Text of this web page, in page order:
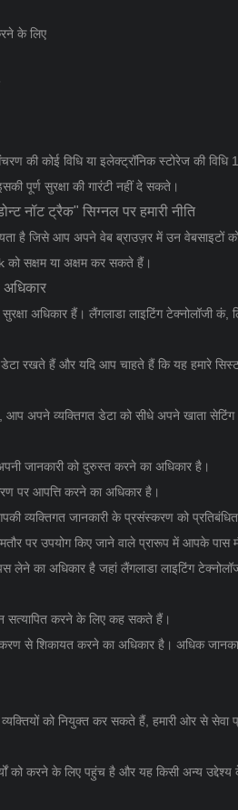
के लिए
की कोई विधि या इलेक्ट्रॉनिक स्टोरेज की
पूर्ण सुरक्षा की गारंटी नहीं दे सकते।
नॉट ट्रैक" सिग्नल पर हमारी नीति
है जिसे आप अपने वेब ब्राउज़र में उन वेबसाइटों
को सक्षम या अक्षम कर सकते हैं।
अधिकार
अधिकार हैं। लैंगलाडा लाइटिंग टेक्नोलॉजी
रखते हैं और यदि आप चाहते हैं कि यह हमारे
आप अपने व्यक्तिगत डेटा को सीधे अपने खाता
जानकारी को दुरुस्त करने का अधिकार है।
पर आपत्ति करने का अधिकार है।
व्यक्तिगत जानकारी के प्रसंस्करण को
पर उपयोग किए जाने वाले प्रारूप में आपके पास
लेने का अधिकार है जहां लैंगलाडा लाइटिंग
सत्यापित करने के लिए कह सकते हैं।
से शिकायत करने का अधिकार है। अधिक
को नियुक्त कर सकते हैं, हमारी ओर से
को करने के लिए पहुंच है और यह किसी अन्य उद्देश्य